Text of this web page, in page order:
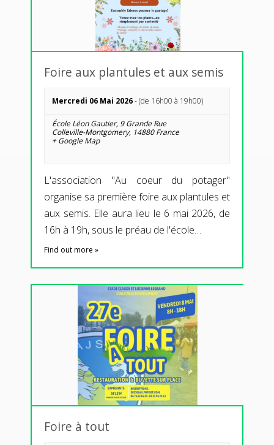
Foire aux plantules et aux semis
Mercredi 06 Mai 2026- (de 16h00 à 19h00)
École Léon Gautier, 9 Grande Rue
Colleville-Montgomery, 14880 France
+ Google Map
L'association "Au coeur du potager"
organise sa première foire aux plantules et
aux semis. Elle aura lieu le 6 mai 2026, de
16h à 19h, sous le préau de l'école…
Find out more »
Foire à tout